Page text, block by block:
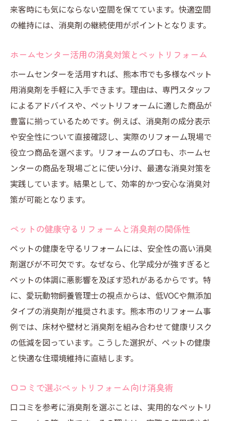
剤の特徴
安心して使える熊本市のペット用消臭剤と
地元ホームセンターで見つかる安全な消臭
剤
口コミ人気の熊本市ペットリフォーム用消
臭剤
熊本市で手に入るペット向け天然成分消臭
剤
実店舗と通販で選ぶ熊本市の消臭剤活用法
ペットリフォームを支える消臭術を解説
ペットリフォーム成功のための消臭術ポイ
消臭剤の正しい使い方で快適リフォーム実
現
ペットの臭い対策に役立つ消臭リフォーム
術
ホームセンター活用の消臭術と選び方のコ
ツ
ペットと共に暮らす住まいの消臭習慣
実体験を基にした消臭リフォームの工夫
消臭効果と安全性を両立する選び方を紹介
ペットリフォームで大切な消臭効果と安全
安全性重視の消臭剤選びとペットリフォー
来客時にも気にならない空間を保てています。快適空間
の維持には、消臭剤の継続使用がポイントとなります。
ホームセンター活用の消臭対策とペットリフォーム
ホームセンターを活用すれば、熊本市でも多様なペット
用消臭剤を手軽に入手できます。理由は、専門スタッフ
によるアドバイスや、ペットリフォームに適した商品が
豊富に揃っているためです。例えば、消臭剤の成分表示
や安全性について直接確認し、実際のリフォーム現場で
役立つ商品を選べます。リフォームのプロも、ホームセ
ンターの商品を現場ごとに使い分け、最適な消臭対策を
実践しています。結果として、効率的かつ安心な消臭対
策が可能となります。
ペットの健康守るリフォームと消臭剤の関係性
ペットの健康を守るリフォームには、安全性の高い消臭
剤選びが不可欠です。なぜなら、化学成分が強すぎると
ペットの体調に悪影響を及ぼす恐れがあるからです。特
に、愛玩動物飼養管理士の視点からは、低VOCや無添加
タイプの消臭剤が推奨されます。熊本市のリフォーム事
例では、床材や壁材と消臭剤を組み合わせて健康リスク
の低減を図っています。こうした選択が、ペットの健康
と快適な住環境維持に直結します。
口コミで選ぶペットリフォーム向け消臭術
口コミを参考に消臭剤を選ぶことは、実用的なペットリ